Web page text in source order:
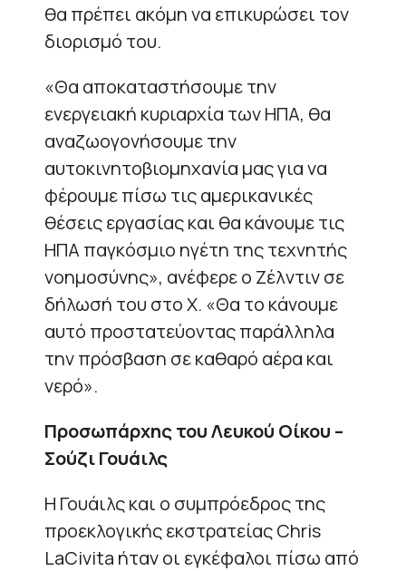
θα πρέπει ακόμη να επικυρώσει τον
διορισμό του.
«Θα αποκαταστήσουμε την
ενεργειακή κυριαρχία των ΗΠΑ, θα
αναζωογονήσουμε την
αυτοκινητοβιομηχανία μας για να
φέρουμε πίσω τις αμερικανικές
θέσεις εργασίας και θα κάνουμε τις
ΗΠΑ παγκόσμιο ηγέτη της τεχνητής
νοημοσύνης», ανέφερε ο Ζέλντιν σε
δήλωσή του στο X. «Θα το κάνουμε
αυτό προστατεύοντας παράλληλα
την πρόσβαση σε καθαρό αέρα και
νερό».
Προσωπάρχης του Λευκού Οίκου –
Σούζι Γουάιλς
Η Γουάιλς και ο συμπρόεδρος της
προεκλογικής εκστρατείας Chris
LaCivita ήταν οι εγκέφαλοι πίσω από